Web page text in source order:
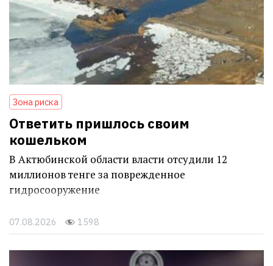
Зона риска
Ответить пришлось своим
кошельком
В Актюбинской области власти отсудили 12
миллионов тенге за поврежденное
гидросооружение
07.08.2026 1598